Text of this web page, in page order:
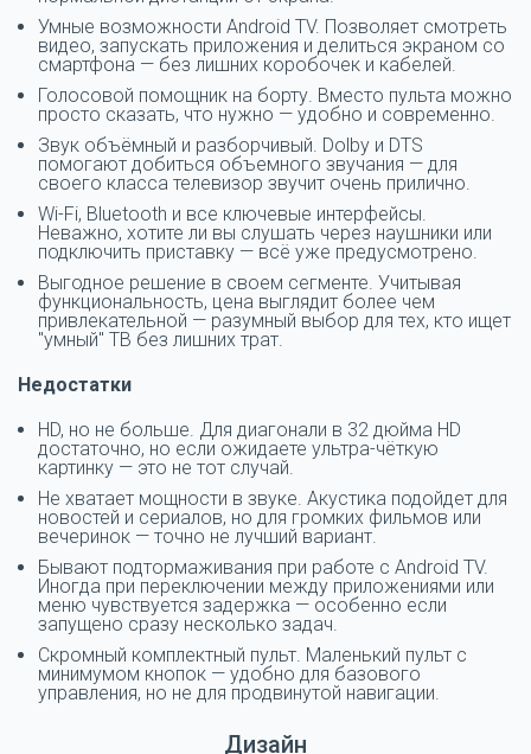
Умные возможности Android TV. Позволяет смотреть
видео, запускать приложения и делиться экраном со
смартфона — без лишних коробочек и кабелей.
Голосовой помощник на борту. Вместо пульта можно
просто сказать, что нужно — удобно и современно.
Звук объёмный и разборчивый. Dolby и DTS
помогают добиться объемного звучания — для
своего класса телевизор звучит очень прилично.
Wi-Fi, Bluetooth и все ключевые интерфейсы.
Неважно, хотите ли вы слушать через наушники или
подключить приставку — всё уже предусмотрено.
Выгодное решение в своем сегменте. Учитывая
функциональность, цена выглядит более чем
привлекательной — разумный выбор для тех, кто ищет
"умный" ТВ без лишних трат.
Недостатки
HD, но не больше. Для диагонали в 32 дюйма HD
достаточно, но если ожидаете ультра-чёткую
картинку — это не тот случай.
Не хватает мощности в звуке. Акустика подойдет для
новостей и сериалов, но для громких фильмов или
вечеринок — точно не лучший вариант.
Бывают подтормаживания при работе с Android TV.
Иногда при переключении между приложениями или
меню чувствуется задержка — особенно если
запущено сразу несколько задач.
Скромный комплектный пульт. Маленький пульт с
минимумом кнопок — удобно для базового
управления, но не для продвинутой навигации.
Дизайн